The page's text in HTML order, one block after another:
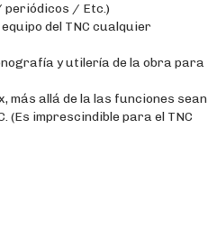
periódicos / Etc.)
del TNC cualquier
y utilería de la obra para
más allá de la las funciones sean
imprescindible para el TNC